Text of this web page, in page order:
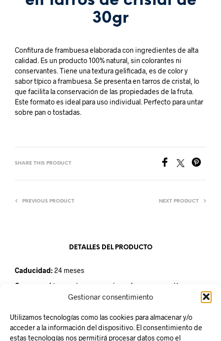
Gestionar consentimiento
Utilizamos tecnologías como las cookies para almacenar y/o
acceder a la información del dispositivo. El consentimiento de
estas tecnologías nos permitirá procesar datos como el
30gr
Confitura de frambuesa elaborada con ingredientes de alta
calidad. Es un producto 100% natural, sin colorantes ni
conservantes. Tiene una textura gelificada, es de color y
sabor típico a frambuesa. Se presenta en tarros de cristal, lo
que facilita la conservación de las propiedades de la fruta.
Este formato es ideal para uso individual. Perfecto para untar
sobre pan o tostadas.
SHARE THIS PRODUCT
PREVIOUS PRODUCT NEXT PRODUCT
DETALLES DEL PRODUCTO
Caducidad:24 meses
Conservación:
mantener en un lugar fresco y seco. Una vez
abierto conservar refrigerado